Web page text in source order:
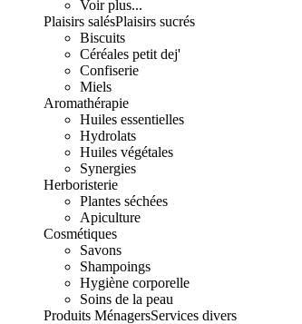
Voir plus...
Plaisirs salésPlaisirs sucrés
Biscuits
Céréales petit dej'
Confiserie
Miels
Aromathérapie
Huiles essentielles
Hydrolats
Huiles végétales
Synergies
Herboristerie
Plantes séchées
Apiculture
Cosmétiques
Savons
Shampoings
Hygiène corporelle
Soins de la peau
Produits MénagersServices divers